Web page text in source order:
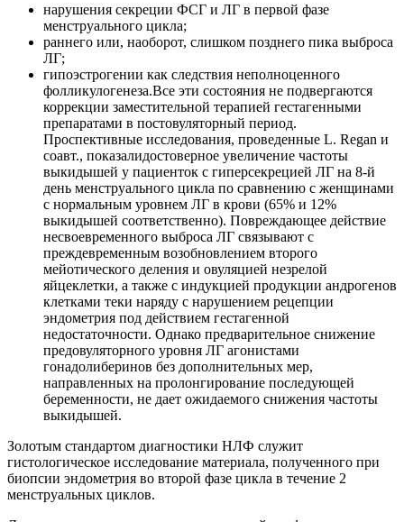
нарушения секреции ФСГ и ЛГ в первой фазе
менструального цикла;
раннего или, наоборот, слишком позднего пика выброса
ЛГ;
гипоэстрогении как следствия неполноценного
фолликулогенеза.Все эти состояния не подвергаются
коррекции заместительной терапией гестагенными
препаратами в постовуляторный период.
Проспективные исследования, проведенные L. Regan и
соавт., показалидостоверное увеличение частоты
выкидышей у пациенток с гиперсекрецией ЛГ на 8-й
день менструального цикла по сравнению с женщинами
с нормальным уровнем ЛГ в крови (65% и 12%
выкидышей соответственно). Повреждающее действие
несвоевременного выброса ЛГ связывают с
преждевременным возобновлением второго
мейотического деления и овуляцией незрелой
яйцеклетки, а также с индукцией продукции андрогенов
клетками теки наряду с нарушением рецепции
эндометрия под действием гестагенной
недостаточности. Однако предварительное снижение
предовуляторного уровня ЛГ агонистами
гонадолиберинов без дополнительных мер,
направленных на пролонгирование последующей
беременности, не дает ожидаемого снижения частоты
выкидышей.
Золотым стандартом диагностики НЛФ служит
гистологическое исследование материала, полученного при
биопсии эндометрия во второй фазе цикла в течение 2
менструальных циклов.